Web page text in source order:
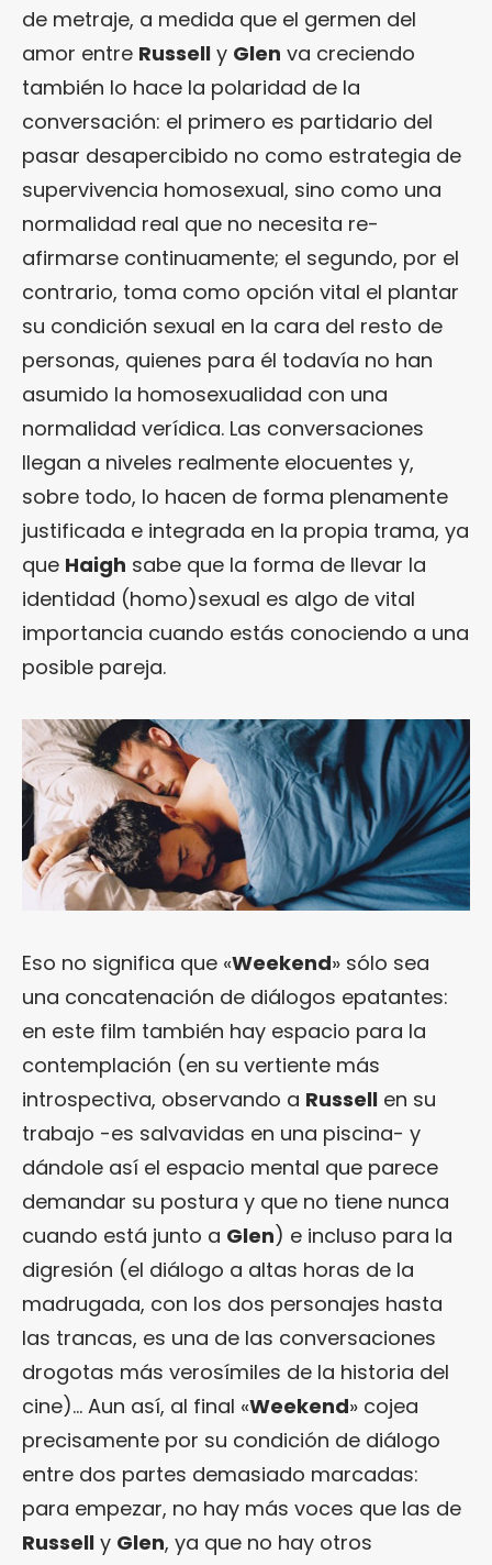
de metraje, a medida que el germen del
amor entre Russell y Glen va creciendo
también lo hace la polaridad de la
conversación: el primero es partidario del
pasar desapercibido no como estrategia de
supervivencia homosexual, sino como una
normalidad real que no necesita re-
afirmarse continuamente; el segundo, por el
contrario, toma como opción vital el plantar
su condición sexual en la cara del resto de
personas, quienes para él todavía no han
asumido la homosexualidad con una
normalidad verídica. Las conversaciones
llegan a niveles realmente elocuentes y,
sobre todo, lo hacen de forma plenamente
justificada e integrada en la propia trama, ya
que Haigh sabe que la forma de llevar la
identidad (homo)sexual es algo de vital
importancia cuando estás conociendo a una
posible pareja.
Eso no significa que «Weekend» sólo sea
una concatenación de diálogos epatantes:
en este film también hay espacio para la
contemplación (en su vertiente más
introspectiva, observando a Russell en su
trabajo -es salvavidas en una piscina- y
dándole así el espacio mental que parece
demandar su postura y que no tiene nunca
cuando está junto a Glen) e incluso para la
digresión (el diálogo a altas horas de la
madrugada, con los dos personajes hasta
las trancas, es una de las conversaciones
drogotas más verosímiles de la historia del
cine)… Aun así, al final «Weekend» cojea
precisamente por su condición de diálogo
entre dos partes demasiado marcadas:
para empezar, no hay más voces que las de
Russell y Glen, ya que no hay otros